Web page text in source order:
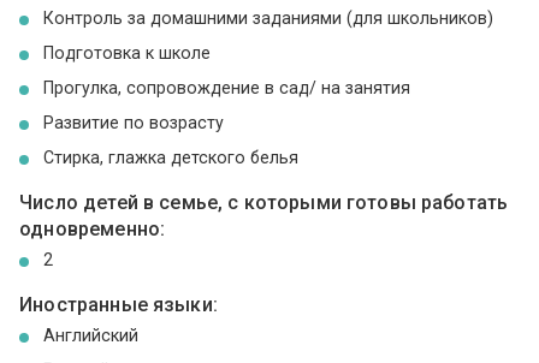
Контроль за домашними заданиями (для школьников)
Подготовка к школе
Прогулка, сопровождение в сад/ на занятия
Развитие по возрасту
Стирка, глажка детского белья
Число детей в семье, с которыми готовы работать
одновременно:
2
Иностранные языки:
Английский